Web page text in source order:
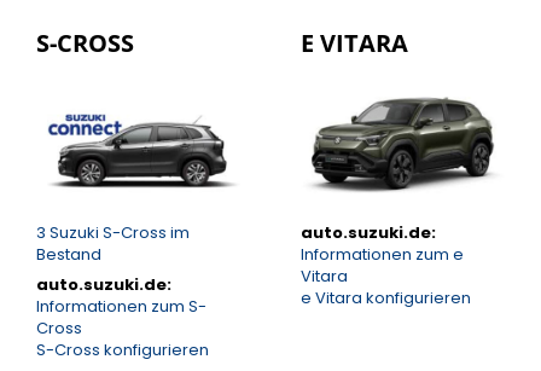
S-CROSS
3 Suzuki S-Cross im
Bestand
auto.suzuki.de:
Informationen zum S-
Cross
S-Cross konfigurieren
E VITARA
auto.suzuki.de:
Informationen zum e
Vitara
e Vitara konfigurieren